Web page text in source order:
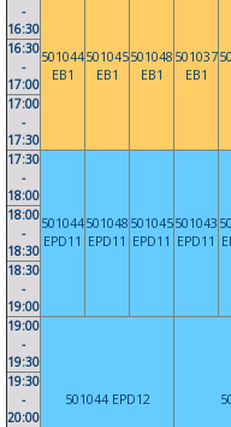
-
16:30
501044
EB1
501045
EB1
501048
EB1
501037
EB1
16:30
-
17:00
17:00
-
17:30
17:30
-
18:00
501044
EPD11
501048
EPD11
501045
EPD11
501043
EPD11
18:00
-
18:30
18:30
-
19:00
19:00
-
19:30
501044 EPD12
19:30
-
20:00